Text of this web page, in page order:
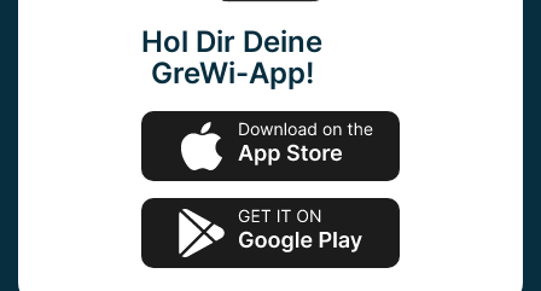
Hol Dir Deine
GreWi-App!